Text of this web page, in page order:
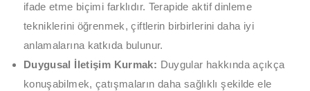
ifade etme biçimi farklıdır. Terapide aktif dinleme
tekniklerini öğrenmek, çiftlerin birbirlerini daha iyi
anlamalarına katkıda bulunur.
Duygusal İletişim Kurmak: Duygular hakkında açıkça
konuşabilmek, çatışmaların daha sağlıklı şekilde ele